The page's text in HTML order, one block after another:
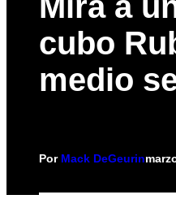
cubo
medio
Por Mack DeGeurin